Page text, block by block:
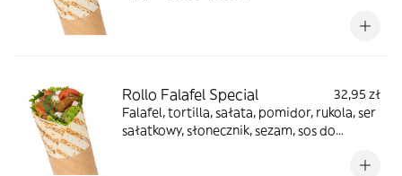
Rollo Falafel Special
32,95 zł
Falafel, tortilla, sałata, pomidor, rukola, ser
sałatkowy, słonecznik, sezam, sos do